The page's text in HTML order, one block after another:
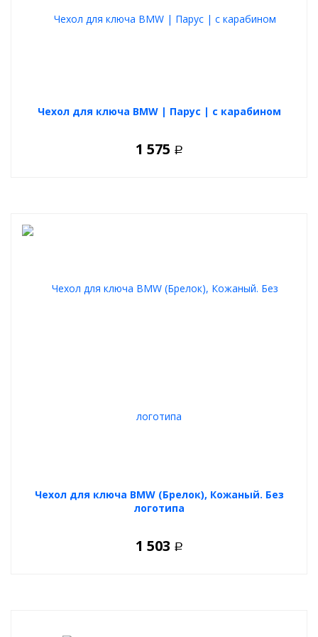
Чехол для ключа BMW | Парус | с карабином
1 575 Р
Чехол для ключа BMW (Брелок), Кожаный. Без
логотипа
1 503 Р